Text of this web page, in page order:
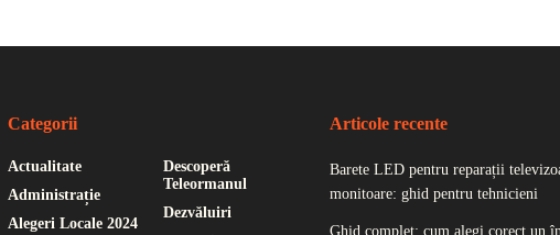
Categorii
Actualitate
Administrație
Alegeri Locale 2024
Descoperă
Teleormanul
Dezvăluiri
Articole recente
Barete LED pentru reparații
monitoare: ghid pentru tehnicieni
Ghid complet: cum alegi corect un